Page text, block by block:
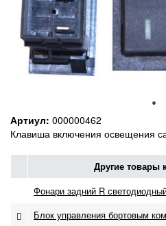
Артиул: 000000462
Клавиша включения освещения
Другие товары
Фонари задний R
Блок управления бортовым